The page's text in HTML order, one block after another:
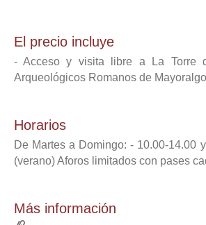
El precio incluye
- Acceso y visita libre a La Torre
Arqueológicos Romanos de
Horarios
De Martes a Domingo: - 10.00-14.00
(verano) Aforos limitados con pases
Más información